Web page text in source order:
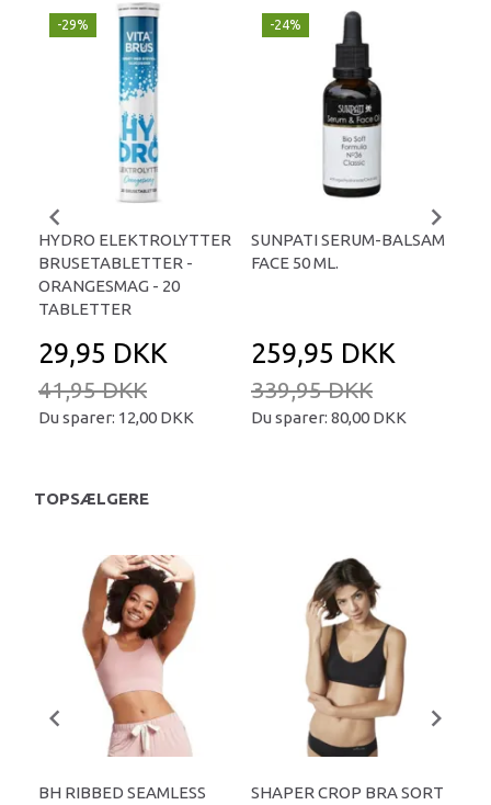
-29%
HYDRO ELEKTROLYTTER
BRUSETABLETTER -
ORANGESMAG - 20
TABLETTER
29,95 DKK
41,95 DKK
Du sparer: 12,00 DKK
-24%
SUNPATI SERUM-BALSAM
FACE 50 ML.
259,95 DKK
339,95 DKK
Du sparer: 80,00 DKK
TOPSÆLGERE
BH RIBBED SEAMLESS
SHAPER CROP BRA SORT